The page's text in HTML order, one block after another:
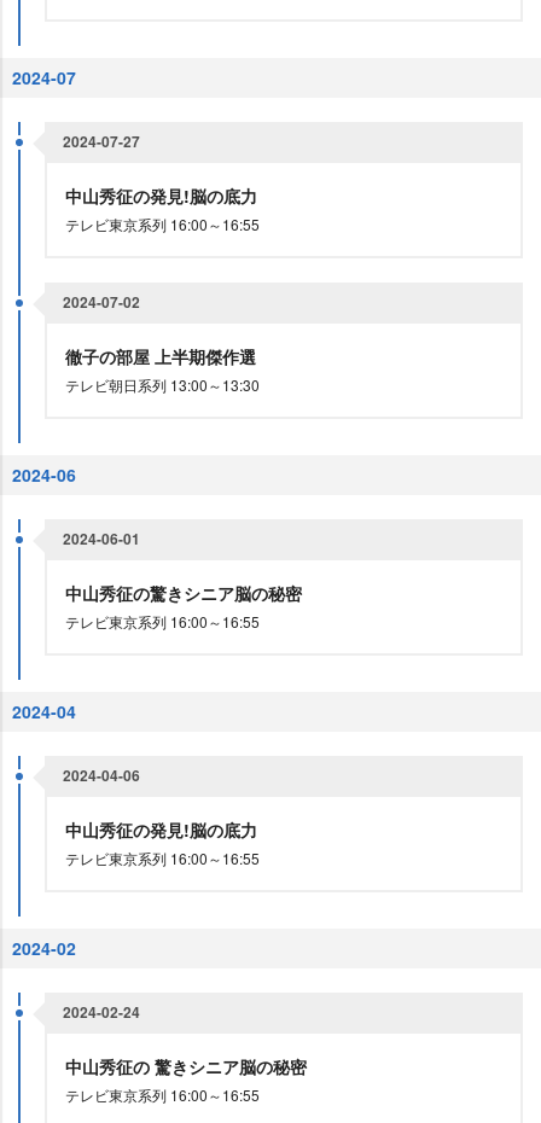
2024-07
2024-07-27
中山秀征の発見!脳の底力
テレビ東京系列 16:00～16:55
2024-07-02
徹子の部屋 上半期傑作選
テレビ朝日系列 13:00～13:30
2024-06
2024-06-01
中山秀征の驚きシニア脳の秘密
テレビ東京系列 16:00～16:55
2024-04
2024-04-06
中山秀征の発見!脳の底力
テレビ東京系列 16:00～16:55
2024-02
2024-02-24
中山秀征の 驚きシニア脳の秘密
テレビ東京系列 16:00～16:55